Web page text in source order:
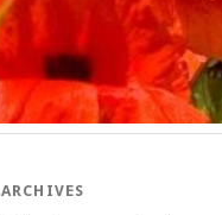
ARCHIVES